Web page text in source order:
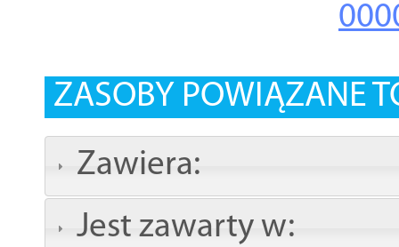
ZASOBY POWIĄZANE
Zawiera:
Jest zawarty w: